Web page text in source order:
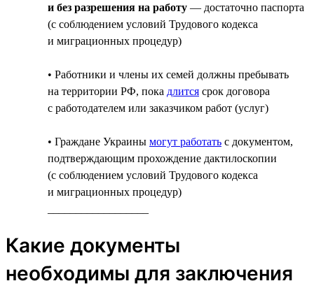
и без разрешения на работу — достаточно паспорта
(с соблюдением условий Трудового кодекса
и миграционных процедур)
• Работники и члены их семей должны пребывать
на территории РФ, пока длится срок договора
с работодателем или заказчиком работ (услуг)
• Граждане Украины могут работать с документом,
подтверждающим прохождение дактилоскопии
(с соблюдением условий Трудового кодекса
и миграционных процедур)
Какие документы
необходимы для заключения